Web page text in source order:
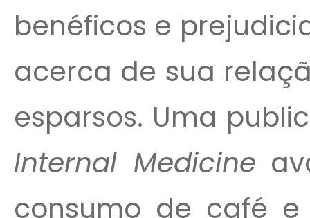
benéficos e
acerca de sua
esparsos. Uma
Internal Medicine
consumo de café